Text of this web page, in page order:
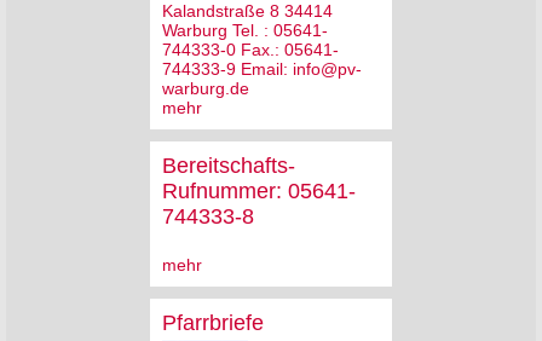
Kalandstraße 8 34414
Warburg Tel. : 05641-
744333-0 Fax.: 05641-
744333-9 Email: info@pv-
warburg.de
mehr
Bereitschafts-
Rufnummer: 05641-
744333-8
mehr
Pfarrbriefe